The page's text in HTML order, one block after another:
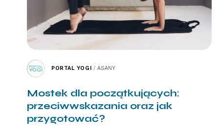
PORTAL YOGI / ASANY
Mostek dla początkujących:
przeciwwskazania oraz jak
przygotować?